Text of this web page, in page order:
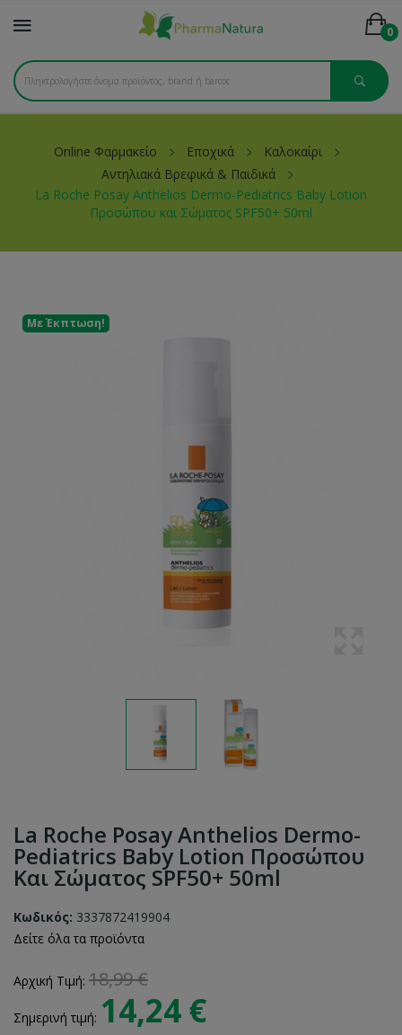
0
Online Φαρμακείο Εποχικά
Καλοκαίρι
Αντηλιακά Βρεφικά & Παιδικά
La Roche Posay Anthelios Dermo-Pediatrics Baby Lotion
Προσώπου και Σώματος SPF50+ 50ml
Με Έκπτωση!
La Roche Posay Anthelios Dermo-
Pediatrics Baby Lotion Προσώπου
Και Σώματος SPF50+ 50ml
Κωδικός: 3337872419904
Δείτε όλα τα προϊόντα
Αρχική Τιμή: 18,99 €
Σημερινή τιμή: 14,24 €